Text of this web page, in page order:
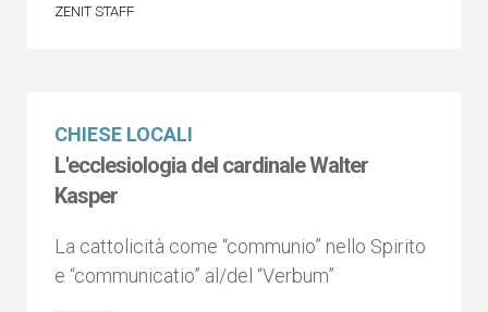
ZENIT STAFF
CHIESE LOCALI
L'ecclesiologia del cardinale Walter
Kasper
La cattolicità come “communio” nello Spirito
e “communicatio” al/del “Verbum”